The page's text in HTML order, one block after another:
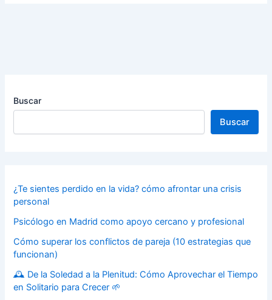
Buscar
Buscar
¿Te sientes perdido en la vida? cómo afrontar una crisis
personal
Psicólogo en Madrid como apoyo cercano y profesional
Cómo superar los conflictos de pareja (10 estrategias que
funcionan)
🕰️ De la Soledad a la Plenitud: Cómo Aprovechar el Tiempo
en Solitario para Crecer 🌱